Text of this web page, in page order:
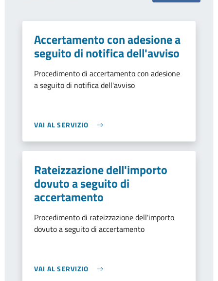
Accertamento con adesione a
seguito di notifica dell'avviso
Procedimento di accertamento con adesione
a seguito di notifica dell'avviso
VAI AL SERVIZIO
Rateizzazione dell'importo
dovuto a seguito di
accertamento
Procedimento di rateizzazione dell'importo
dovuto a seguito di accertamento
VAI AL SERVIZIO